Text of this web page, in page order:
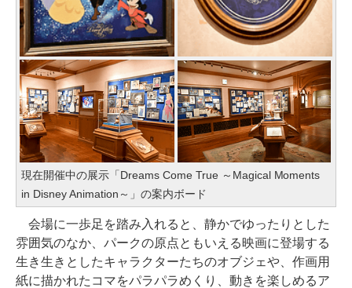
現在開催中の展示「Dreams Come True ～Magical Moments
in Disney Animation～」の案内ボード
会場に一歩足を踏み入れると、静かでゆったりとした
雰囲気のなか、パークの原点ともいえる映画に登場する
生き生きとしたキャラクターたちのオブジェや、作画用
紙に描かれたコマをパラパラめくり、動きを楽しめるア